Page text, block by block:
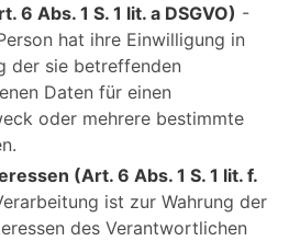
6 Abs. 1 S. 1 lit. a DSGVO) -
hat ihre Einwilligung in
der sie betreffenden
Daten für einen
oder mehrere bestimmte
(Art. 6 Abs. 1 S. 1 lit. f.
ist zur Wahrung der
des Verantwortlichen